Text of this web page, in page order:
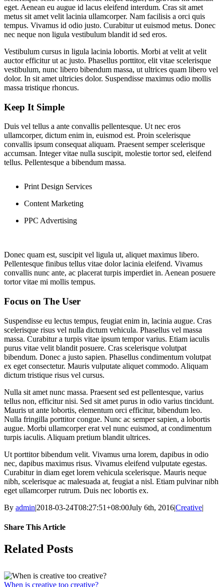
eget. Aenean eu augue id lacus eleifend interdum. Cras sit amet
metus sit amet velit lacinia ullamcorper. Nam facilisis a orci quis
tempus. Vivamus id odio justo. Curabitur ut euismod metus. Donec
nec neque non ligula vestibulum blandit id sed eros.
Vestibulum cursus in ligula lacinia lobortis. Morbi at velit at velit
auctor efficitur ut ac justo. Phasellus porttitor, elit vitae scelerisque
vestibulum, nunc libero bibendum massa, ut ultrices quam libero vel
dolor. In sit amet ultricies dolor. Suspendisse maximus odio mollis
massa tristique rhoncus.
Keep It Simple
Duis vel tellus a ante convallis pellentesque. Ut nec eros
ullamcorper, dictum enim in, euismod est. Proin scelerisque
convallis ipsum consequat aliquam. Praesent semper scelerisque
accumsan. Integer vitae nulla suscipit, molestie tortor sed, eleifend
tellus. Pellentesque a bibendum massa.
Print Design Services
Content Marketing
PPC Advertising
Donec quam est, suscipit vel ligula ut, aliquet maximus libero.
Pellentesque finibus tellus vitae dolor lacinia eleifend. Vivamus
convallis nunc ante, ac placerat turpis imperdiet in. Aenean posuere
tortor vitae mi mollis tempus.
Focus on The User
Suspendisse eu lectus tempus, feugiat enim in, lacinia augue. Cras
scelerisque risus vel nulla dictum vehicula. Phasellus vel massa
massa. Curabitur a turpis vitae ipsum tempor varius. Etiam iaculis
purus vitae velit blandit posuere. Cras scelerisque volutpat
bibendum. Donec a justo sapien. Phasellus condimentum volutpat
ex eget consectetur. Mauris vulputate aliquet commodo. Aliquam
dictum tristique risus vel cursus.
Nulla sit amet nunc massa. Praesent sed est pellentesque, varius
tellus non, efficitur nisi. Sed sit amet purus in odio varius tincidunt.
Mauris ut ante lobortis, elementum orci efficitur, bibendum leo.
Nulla fringilla porttitor congue. Nunc ac semper sapien, a lobortis
augue. Morbi ullamcorper erat vel nunc euismod, at condimentum
turpis iaculis. Aliquam pretium blandit ultrices.
Ut porttitor bibendum velit. Vivamus urna lorem, dapibus in odio
nec, dapibus maximus risus. Vivamus eleifend vulputate egestas.
Curabitur in diam eget lorem vehicula scelerisque. Mauris neque
nibh, scelerisque ac malesuada at, feugiat a nisl. Etiam pulvinar nibh
eget ullamcorper rutrum. Duis nec lobortis ex.
By admin|2018-03-24T08:27:51+08:00July 6th, 2016|Creative|
Share This Article
Facebook
X
LinkedIn
Tumblr
Pinterest
Vk
Email
Related Posts
When is creative too creative?